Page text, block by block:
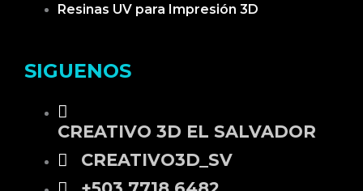
Resinas UV para Impresión 3D
SIGUENOS
CREATIVO 3D EL SALVADOR
CREATIVO3D_SV